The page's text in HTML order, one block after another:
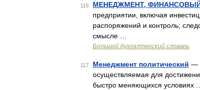
116 МЕНЕДЖМЕНТ,
предприятии, включая
распоряжений и контроль;
смысле …
Большой бухгалтерский словарь
117 Менеджмент политический —
осуществляемая для
быстро меняющихся условиях …